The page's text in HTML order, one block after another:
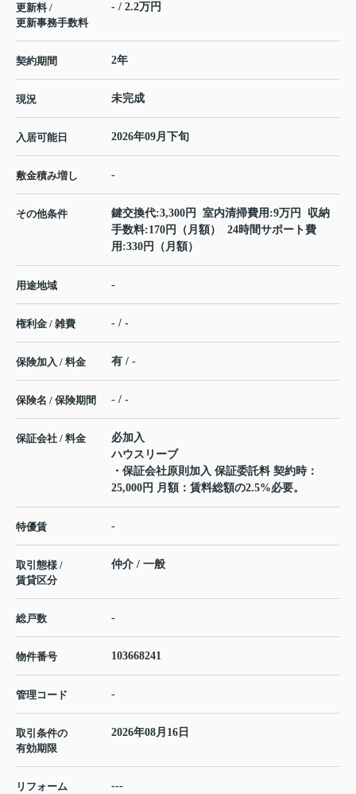
更新料 /
更新事務手数料
- / 2.2万円
契約期間 2年
現況 未完成
入居可能日 2026年09月下旬
敷金積み増し -
その他条件
鍵交換代:3,300円 室内清掃費用:9万円 収納
手数料:170円（月額） 24時間サポート費
用:330円（月額）
用途地域 -
権利金 / 雑費 - / -
保険加入 / 料金 有 / -
保険名 / 保険期間 - / -
保証会社 / 料金
必加入
ハウスリーブ
・保証会社原則加入 保証委託料 契約時：
25,000円 月額：賃料総額の2.5%必要。
特優賃 -
取引態様 /
賃貸区分
仲介 / 一般
総戸数 -
物件番号 103668241
管理コード -
取引条件の
有効期限
2026年08月16日
リフォーム ---